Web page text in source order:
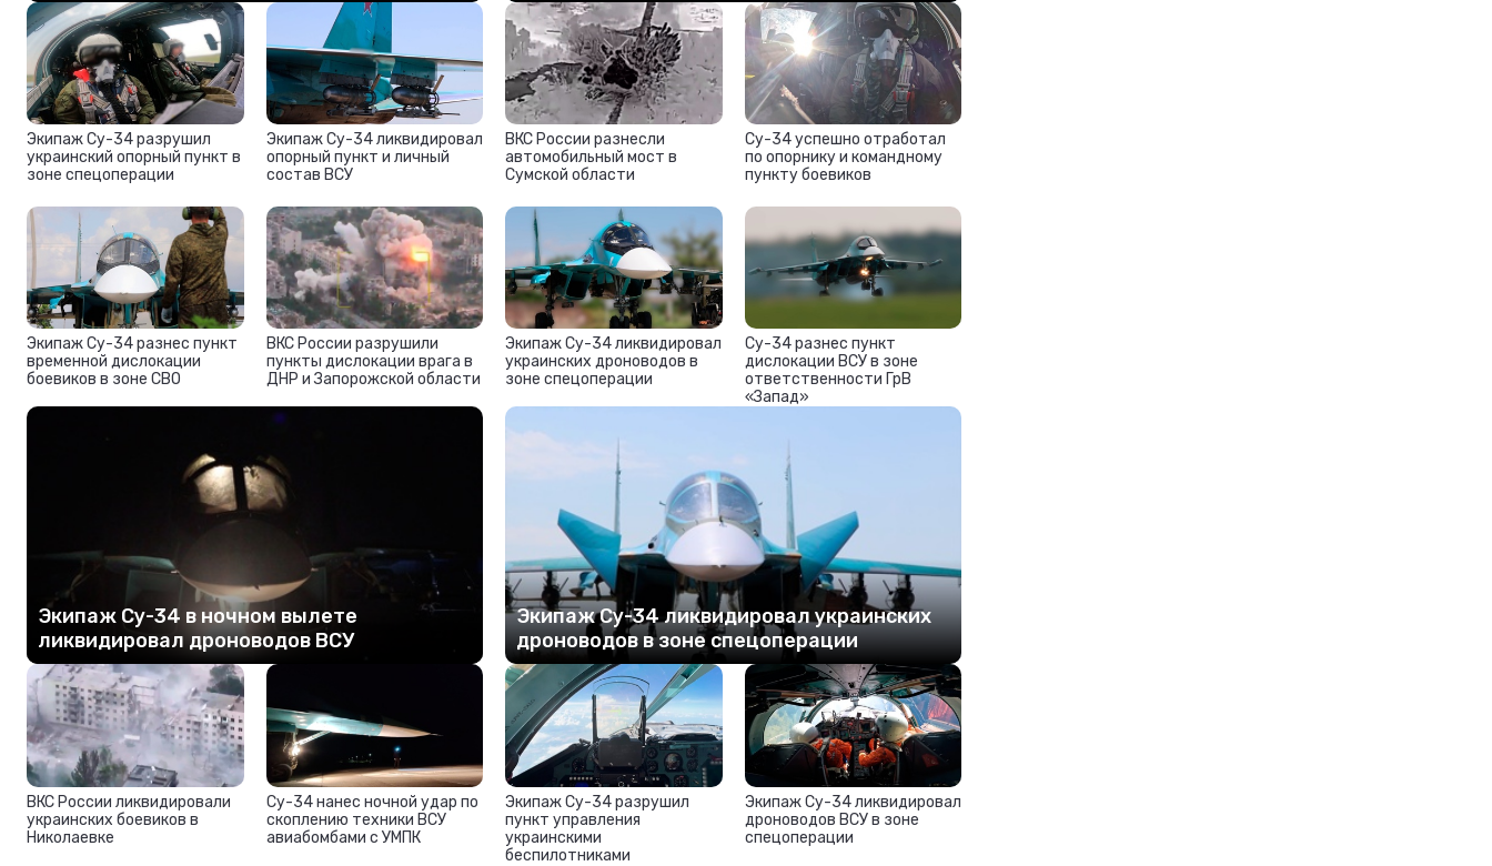
Экипаж Су-34 разрушил
украинский опорный пункт в
зоне спецоперации
Экипаж Су-34 ликвидировал
опорный пункт и личный
состав ВСУ
ВКС России разнесли
автомобильный мост в
Сумской области
Су-34 успешно отработал
по опорнику и командному
пункту боевиков
Экипаж Су-34 разнес пункт
временной дислокации
боевиков в зоне СВО
ВКС России разрушили
пункты дислокации врага в
ДНР и Запорожской области
Экипаж Су-34 ликвидировал
украинских дроноводов в
зоне спецоперации
Су-34 разнес пункт
дислокации ВСУ в зоне
ответственности ГрВ
«Запад»
Экипаж Су-34 в ночном вылете
ликвидировал дроноводов ВСУ
Экипаж Су-34 ликвидировал украинских
дроноводов в зоне спецоперации
ВКС России ликвидировали
украинских боевиков в
Николаевке
Су-34 нанес ночной удар по
скоплению техники ВСУ
авиабомбами с УМПК
Экипаж Су-34 разрушил
пункт управления
украинскими
беспилотниками
Экипаж Су-34 ликвидировал
дроноводов ВСУ в зоне
спецоперации